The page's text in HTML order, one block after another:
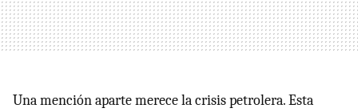
Una mención aparte merece la crisis petrolera. Esta